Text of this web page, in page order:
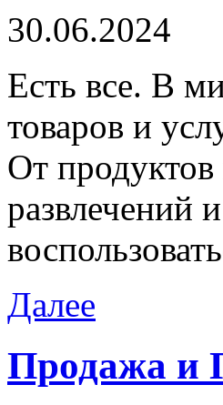
30.06.2024
Eсть всe. В
товаров и
От
развлечений
Далее
Продажа и